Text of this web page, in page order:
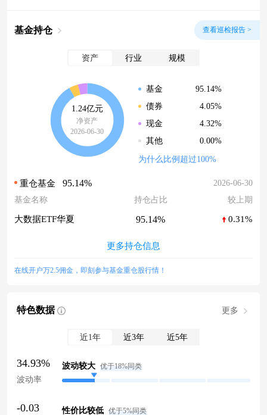
基金持仓 查看巡检报告 >
资产 行业 规模
1.24亿元
净资产
2026-06-30
基金
95.14%
债券
4.05%
现金
4.32%
其他
0.00%
为什么比例超过100%
重仓基金 95.14%
2026-06-30
基金名称
持仓占比 较上期
大数据ETF华夏 95.14% 0.31%
更多持仓信息
在线开户万2.5佣金，即刻参与基金重仓股行情！
特色数据 更多
近1年 近3年 近5年
34.93%
波动率
波动较大 优于18%同类
-0.03 性价比较低 优于5%同类